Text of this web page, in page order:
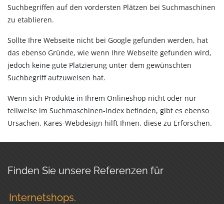
Suchbegriffen auf den vordersten Plätzen bei Suchmaschinen
zu etablieren.
Sollte Ihre Webseite nicht bei Google gefunden werden, hat
das ebenso Gründe, wie wenn Ihre Webseite gefunden wird,
jedoch keine gute Platzierung unter dem gewünschten
Suchbegriff aufzuweisen hat.
Wenn sich Produkte in Ihrem Onlineshop nicht oder nur
teilweise im Suchmaschinen-Index befinden, gibt es ebenso
Ursachen. Kares-Webdesign hilft Ihnen, diese zu Erforschen.
Finden Sie unsere Referenzen für
Internetshops.